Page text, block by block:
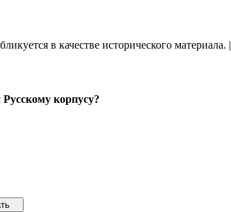
в качестве исторического материала. |
корпусу?